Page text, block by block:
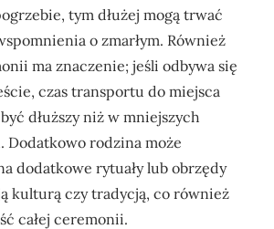
tym dłużej mogą trwać
o zmarłym. Również
ma znaczenie; jeśli odbywa się
czas transportu do miejsca
dłuższy niż w mniejszych
Dodatkowo rodzina może
dodatkowe rytuały lub obrzędy
kulturą czy tradycją, co również
całej ceremonii.